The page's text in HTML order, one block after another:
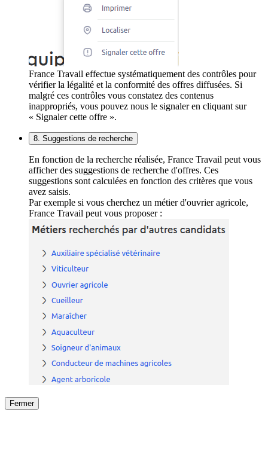
France Travail effectue systématiquement des contrôles pour
vérifier la légalité et la conformité des offres diffusées. Si
malgré ces contrôles vous constatez des contenus
inappropriés, vous pouvez nous le signaler en cliquant sur
« Signaler cette offre ».
8. Suggestions de recherche
En fonction de la recherche réalisée, France Travail peut vous
afficher des suggestions de recherche d'offres. Ces
suggestions sont calculées en fonction des critères que vous
avez saisis.
Par exemple si vous cherchez un métier d'ouvrier agricole,
France Travail peut vous proposer :
Fermer